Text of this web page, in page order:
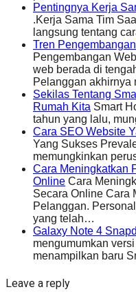
Pentingnya Kerja
.Kerja Sama Tim
langsung tentang
Tren
Pengembangan
web berada di
Pelanggan
Sekilas Tentang
Rumah Kita Smart
tahun yang lalu,
Cara SEO Website
Yang Sukses
memungkinkan
Cara Meningkatkan
Online Cara
Secara Online Cara
Pelanggan.
yang telah…
Galaxy Note 4
mengumumkan
menampilkan baru
Leave a reply